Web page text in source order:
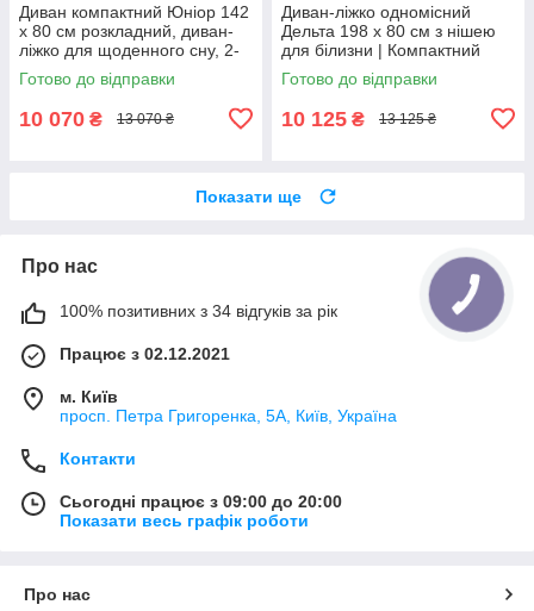
Диван компактний Юніор 142
х 80 см розкладний, диван-
ліжко для щоденного сну, 2-
місний, недорогий, рогожка,
беррі
Готово до відправки
10 070 ₴ 13 070 ₴
Диван-ліжко одномісний
Дельта 198 х 80 см з нішею
для білизни | Компактний
односпальний диван для
щоденного сну | джинс, лівий
Готово до відправки
10 125 ₴ 13 125 ₴
Показати ще
Про нас
100% позитивних з 34 відгуків за рік
Працює з 02.12.2021
м. Київ
просп. Петра Григоренка, 5А, Київ, Україна
Контакти
Сьогодні працює з 09:00 до 20:00
Показати весь графік роботи
Про нас